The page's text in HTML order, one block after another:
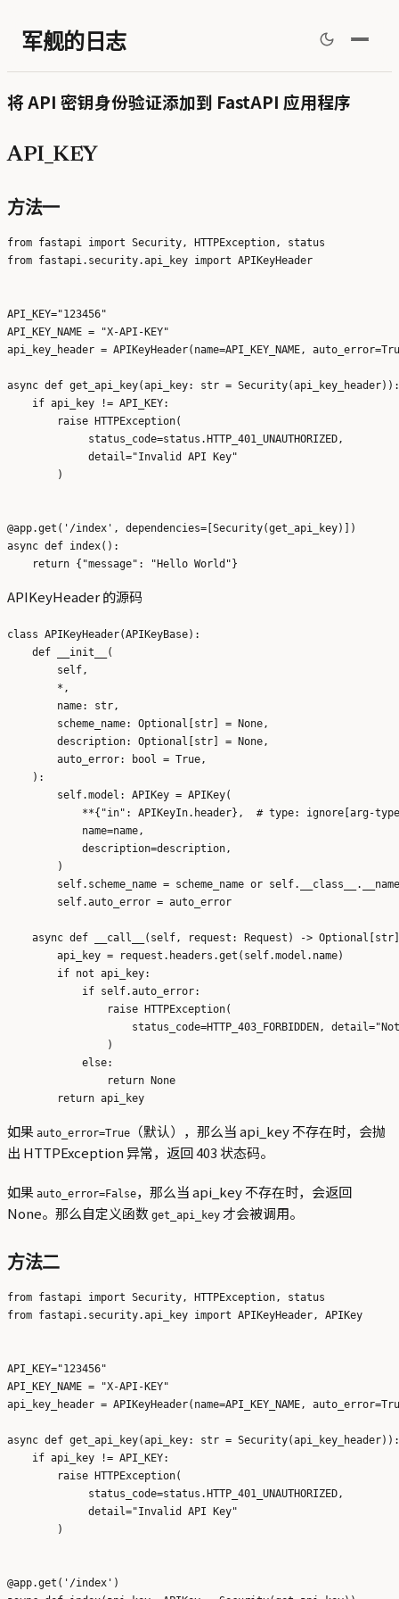
军舰的日志
将 API 密钥身份验证添加到 FastAPI 应用程序
API_KEY
方法一
from fastapi import Security, HTTPException, status
from fastapi.security.api_key import APIKeyHeader
API_KEY="123456"
API_KEY_NAME = "X-API-KEY"
api_key_header = APIKeyHeader(name=API_KEY_NAME,
async def get_api_key(api_key: str = Security(api_key_header)):
    if api_key != API_KEY:
        raise HTTPException(
             status_code=status.HTTP_401_UNAUTHORIZED,
             detail="Invalid API Key"
        )
@app.get('/index', dependencies=[Security(get_api_key)])
async def index():
APIKeyHeader 的源码
class APIKeyHeader(APIKeyBase):
    def __init__(
        self,
        *,
        name: str,
        scheme_name: Optional[str] = None,
        description: Optional[str] = None,
        auto_error: bool = True,
    ):
        self.model: APIKey = APIKey(
**{"in": APIKeyIn.header},  # type: ignore[arg-
            name=name,
            description=description,
        )
self.scheme_name = scheme_name or
        self.auto_error = auto_error
async def __call__(self, request: Request) ->
        api_key = request.headers.get(self.model.name)
        if not api_key:
            if self.auto_error:
                raise HTTPException(
status_code=HTTP_403_FORBIDDEN,
                )
            else:
                return None
如果 auto_error=True
（默认），那么当 api_key 不存在时，会抛
出 HTTPException 异常，返回 403 状态码。
如果 auto_error=False，那么当 api_key 不存在时，会返回
None。那么自定义函数 get_api_key 才会被调用。
方法二
from fastapi import Security, HTTPException, status
from fastapi.security.api_key import APIKeyHeader, APIKey
API_KEY="123456"
API_KEY_NAME = "X-API-KEY"
api_key_header = APIKeyHeader(name=API_KEY_NAME,
async def get_api_key(api_key: str = Security(api_key_header)):
    if api_key != API_KEY:
        raise HTTPException(
             status_code=status.HTTP_401_UNAUTHORIZED,
             detail="Invalid API Key"
        )
@app.get('/index')